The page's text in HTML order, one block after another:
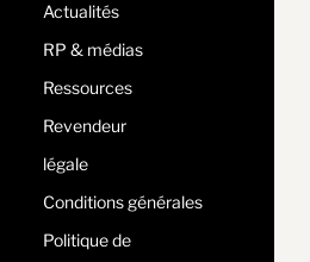
Actualités
RP & médias
Ressources
Revendeur
légale
Conditions générales
Politique de